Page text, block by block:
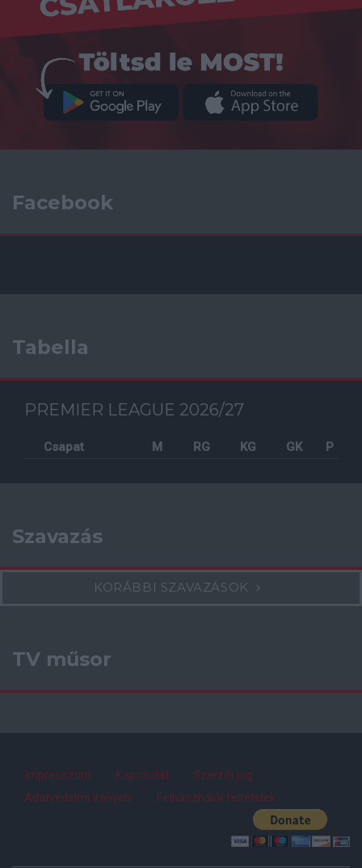
Facebook
Tabella
PREMIER LEAGUE 2026/27
Csapat M RG KG GK P
Szavazás
KORÁBBI SZAVAZÁSOK
TV műsor
Impresszum Kapcsolat
Szerzői jog
Adatvédelmi irányelv
Felhasználói feltételek